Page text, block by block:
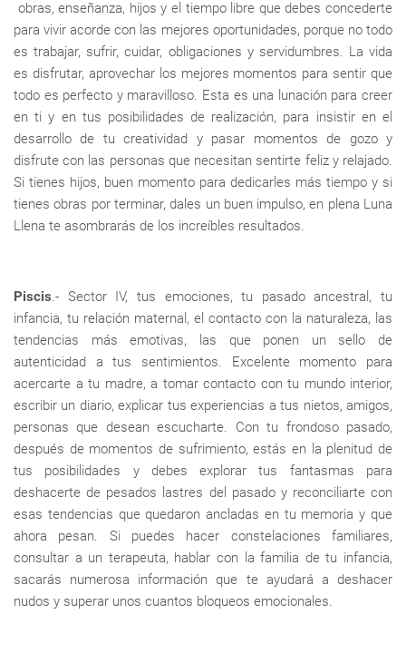
obras, enseñanza, hijos y el tiempo libre que debes concederte
para vivir acorde con las mejores oportunidades, porque no todo
es trabajar, sufrir, cuidar, obligaciones y servidumbres. La vida
es disfrutar, aprovechar los mejores momentos para sentir que
todo es perfecto y maravilloso. Esta es una lunación para creer
en ti y en tus posibilidades de realización, para insistir en el
desarrollo de tu creatividad y pasar momentos de gozo y
disfrute con las personas que necesitan sentirte feliz y relajado.
Si tienes hijos, buen momento para dedicarles más tiempo y si
tienes obras por terminar, dales un buen impulso, en plena Luna
Llena te asombrarás de los increíbles resultados.
Piscis.- Sector IV, tus emociones, tu pasado ancestral, tu
infancia, tu relación maternal, el contacto con la naturaleza, las
tendencias más emotivas, las que ponen un sello de
autenticidad a tus sentimientos. Excelente momento para
acercarte a tu madre, a tomar contacto con tu mundo interior,
escribir un diario, explicar tus experiencias a tus nietos, amigos,
personas que desean escucharte. Con tu frondoso pasado,
después de momentos de sufrimiento, estás en la plenitud de
tus posibilidades y debes explorar tus fantasmas para
deshacerte de pesados lastres del pasado y reconciliarte con
esas tendencias que quedaron ancladas en tu memoria y que
ahora pesan. Si puedes hacer constelaciones familiares,
consultar a un terapeuta, hablar con la familia de tu infancia,
sacarás numerosa información que te ayudará a deshacer
nudos y superar unos cuantos bloqueos emocionales.